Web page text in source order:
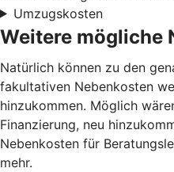
Umzugskosten
Weitere mögliche
Natürlich können zu den
fakultativen Nebenkosten
hinzukommen. Möglich
Finanzierung, neu
Nebenkosten für
mehr.